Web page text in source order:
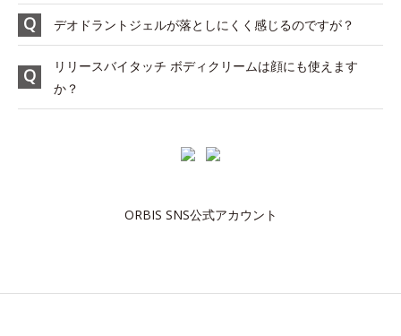
デオドラントジェルが落としにくく感じるのですが？
リリースバイタッチ ボディクリームは顔にも使えます
か？
ORBIS SNS公式アカウント